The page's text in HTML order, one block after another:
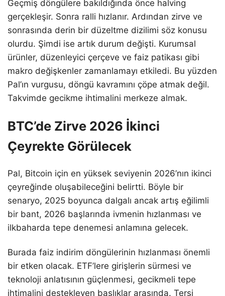
Geçmiş döngülere bakıldığında önce halving
gerçekleşir. Sonra ralli hızlanır. Ardından zirve ve
sonrasında derin bir düzeltme dizilimi söz konusu
olurdu. Şimdi ise artık durum değişti. Kurumsal
ürünler, düzenleyici çerçeve ve faiz patikası gibi
makro değişkenler zamanlamayı etkiledi. Bu yüzden
Pal’ın vurgusu, döngü kavramını çöpe atmak değil.
Takvimde gecikme ihtimalini merkeze almak.
BTC’de Zirve 2026 İkinci
Çeyrekte Görülecek
Pal, Bitcoin için en yüksek seviyenin 2026’nın ikinci
çeyreğinde oluşabileceğini belirtti. Böyle bir
senaryo, 2025 boyunca dalgalı ancak artış eğilimli
bir bant, 2026 başlarında ivmenin hızlanması ve
ilkbaharda tepe denemesi anlamına gelecek.
Burada faiz indirim döngülerinin hızlanması önemli
bir etken olacak. ETF’lere girişlerin sürmesi ve
teknoloji anlatısının güçlenmesi, gecikmeli tepe
ihtimalini destekleyen başlıklar arasında. Tersi